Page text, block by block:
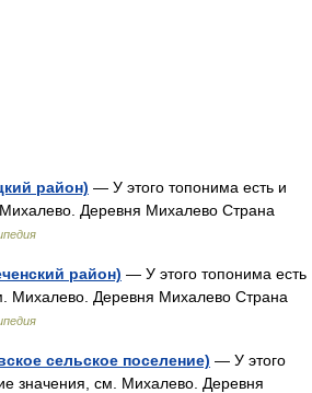
район) — У этого топонима есть и
Деревня Михалево Страна
район) — У этого топонима есть
Михалево. Деревня Михалево Страна
сельское поселение) — У этого
значения, см. Михалево. Деревня